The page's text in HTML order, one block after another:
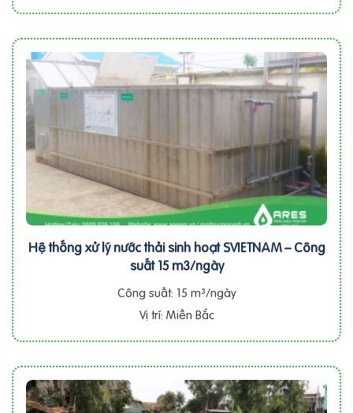
Hệ thống xử lý nước thải sinh hoạt SVIETNAM – Công
suất 15 m3/ngày
Công suất: 15 m³/ngày
Vị trí: Miền Bắc